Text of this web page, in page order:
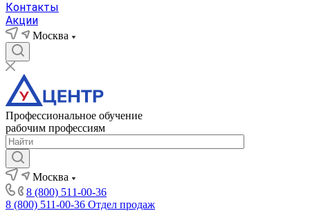
Контакты
Акции
Москва
Профессиональное обучение
рабочим профессиям
Москва
8 (800) 511-00-36
8 (800) 511-00-36 Отдел продаж